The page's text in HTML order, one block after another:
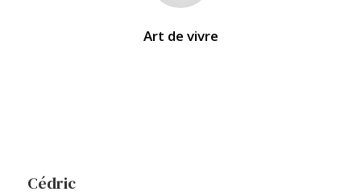
Art de vivre
Cédric